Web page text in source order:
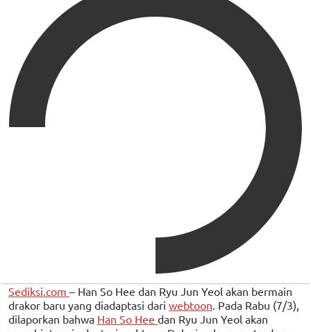
Sediksi.com – Han So Hee dan Ryu Jun Yeol akan bermain
drakor baru yang diadaptasi dari webtoon . Pada Rabu (7/3),
dilaporkan bahwa Han So Hee dan Ryu Jun Yeol akan